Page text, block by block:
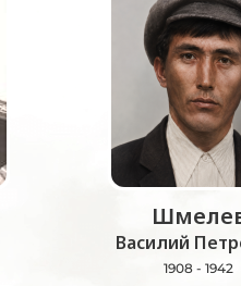
Василий
1908 - 1942